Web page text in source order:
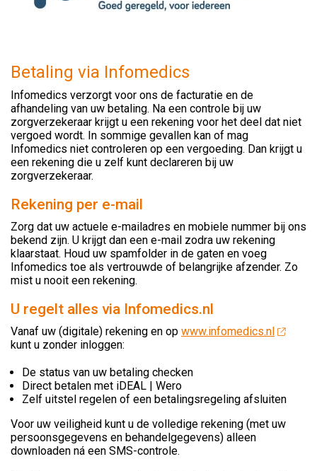
Betaling via Infomedics
Infomedics verzorgt voor ons de facturatie en de
afhandeling van uw betaling. Na een controle bij uw
zorgverzekeraar krijgt u een rekening voor het deel dat niet
vergoed wordt. In sommige gevallen kan of mag
Infomedics niet controleren op een vergoeding. Dan krijgt u
een rekening die u zelf kunt declareren bij uw
zorgverzekeraar.
Rekening per e-mail
Zorg dat uw actuele e-mailadres en mobiele nummer bij ons
bekend zijn. U krijgt dan een e-mail zodra uw rekening
klaarstaat. Houd uw spamfolder in de gaten en voeg
Infomedics toe als vertrouwde of belangrijke afzender. Zo
mist u nooit een rekening.
U regelt alles via Infomedics.nl
Vanaf uw (digitale) rekening en op www.infomedics.nl
kunt u zonder inloggen:
De status van uw betaling checken
Direct betalen met iDEAL | Wero
Zelf uitstel regelen of een betalingsregeling afsluiten
Voor uw veiligheid kunt u de volledige rekening (met uw
persoonsgegevens en behandelgegevens) alleen
downloaden ná een SMS-controle.